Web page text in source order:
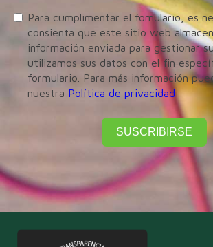
Para cumplimentar el fomulario, es
consienta que este sitio web
información enviada para gestionar
utilizamos sus datos con el fin
formulario. Para más información
nuestra Política de privacidad
SUSCRIBIRSE